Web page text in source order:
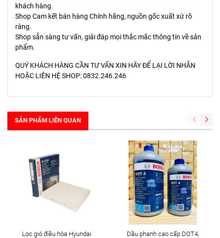
khách hàng.
Shop Cam kết bán hàng Chính hãng, nguồn gốc xuất xứ rõ
ràng.
Shop sẵn sàng tư vấn, giải đáp mọi thắc mắc thông tin về sản
phẩm.
QUÝ KHÁCH HÀNG CẦN TƯ VẤN XIN HÃY ĐỂ LẠI LỜI NHẮN
HOẶC LIÊN HỆ SHOP: 0832.246.246
SẢN PHẨM LIÊN QUAN
Lọc gió điều hòa Hyundai
Dầu phanh cao cấp DOT4,